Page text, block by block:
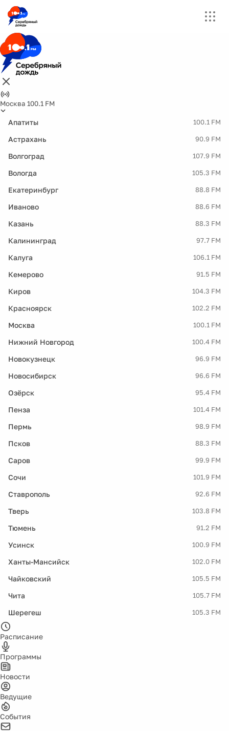
Москва 100.1 FM
Апатиты 100.1 FM
Астрахань 90.9 FM
Волгоград 107.9 FM
Вологда 105.3 FM
Екатеринбург 88.8 FM
Иваново 88.6 FM
Казань 88.3 FM
Калининград 97.7 FM
Калуга 106.1 FM
Кемерово 91.5 FM
Киров 104.3 FM
Красноярск 102.2 FM
Москва 100.1 FM
Нижний Новгород 100.4 FM
Новокузнецк 96.9 FM
Новосибирск 96.6 FM
Озёрск 95.4 FM
Пенза 101.4 FM
Пермь 98.9 FM
Псков 88.3 FM
Саров 99.9 FM
Сочи 101.9 FM
Ставрополь 92.6 FM
Тверь 103.8 FM
Тюмень 91.2 FM
Усинск 100.9 FM
Ханты-Мансийск 102.0 FM
Чайковский 105.5 FM
Чита 105.7 FM
Шерегеш 105.3 FM
Расписание
Программы
Новости
Ведущие
События